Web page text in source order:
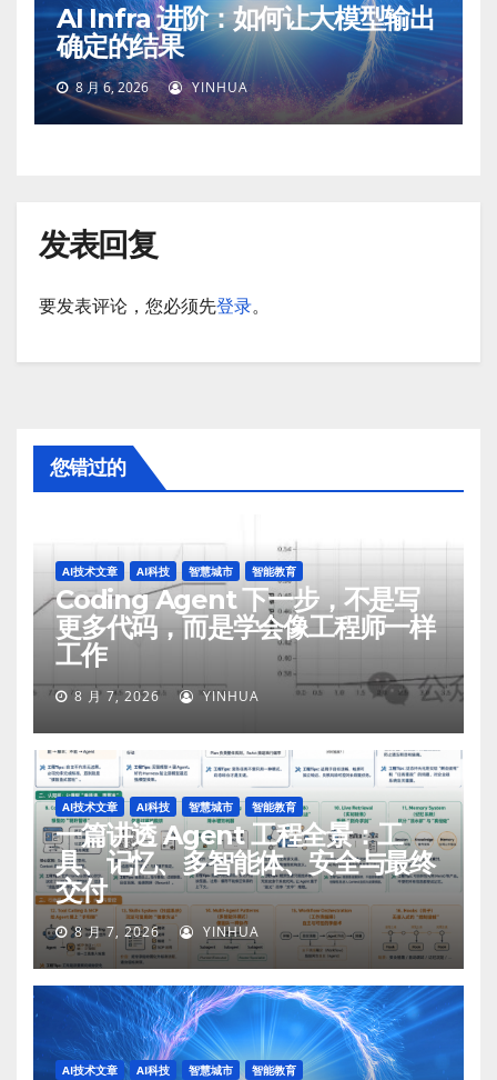
AI Infra 进阶：如何让大模型输出
确定的结果
8 月 6, 2026 YINHUA
发表回复
要发表评论，您必须先登录。
您错过的
AI技术文章 AI科技 智慧城市 智能教育
Coding Agent 下一步，不是写
更多代码，而是学会像工程师一样
工作
8 月 7, 2026 YINHUA
AI技术文章 AI科技 智慧城市 智能教育
一篇讲透 Agent 工程全景：工
具、记忆、多智能体、安全与最终
交付
8 月 7, 2026 YINHUA
AI技术文章 AI科技 智慧城市 智能教育